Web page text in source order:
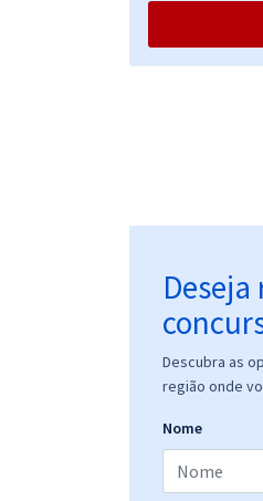
Descubra as
região onde
Nome